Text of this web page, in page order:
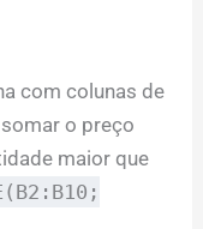
com colunas de
o preço
maior que